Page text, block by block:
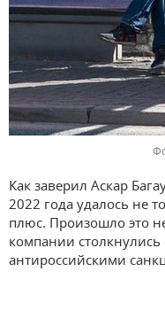
Как заверил Аскар
2022 года удалось не
плюс. Произошло это
компании
антироссийскими